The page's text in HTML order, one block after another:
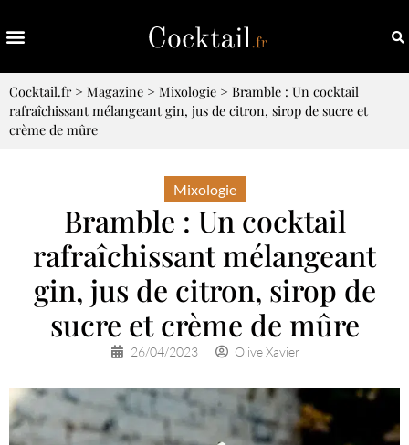
Cocktail.fr> Magazine > Mixologie > Bramble : Un cocktail
rafraîchissant mélangeant gin, jus de citron, sirop de sucre et
crème de mûre
Mixologie
Bramble : Un cocktail
rafraîchissant mélangeant
gin, jus de citron, sirop de
sucre et crème de mûre
26/04/2023 Olive Xavier